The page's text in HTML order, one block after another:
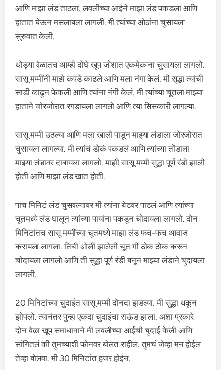
आणि माझा लंड ताठला. लवलीच्या आईने माझा लंड पकडला आणि
हातात घेऊन मसलायला लागली. मी त्यांच्या ओठांना चुसायला
सुरुवात केली.
थोड्या वेळातच आम्ही दोघे खूप जोशात एकमेकांना चुसायला लागलो.
सासू मम्मींनी माझे कपडे काढले आणि मला नंगा केलं. मी सुद्धा त्यांची
साडी काढून फेकली आणि त्यांना नंगी केलं. मी त्यांच्या चूतला माझ्या
हाताने जोरजोरात रगडायला लागलो आणि त्या सिसकारी लागल्या.
सासू मम्मी उठल्या आणि मला खाली पाडून माझ्या लंडाला जोरजोरात
चुसायला लागल्या. मी त्यांचं डोकं पकडलं आणि त्यांच्या तोंडाला
माझ्या लंडावर दाबायला लागलो. माझी सासू मम्मी सुद्धा पूर्ण रंडी झाली
होती आणि माझा लंड खात होती.
पाच मिनिटं लंड चुसवल्यावर मी त्यांना बेडवर पाडलं आणि त्यांच्या
चूतमध्ये लंड घालून त्यांच्या पायांना पकडून चोदायला लागलो. दोन
मिनिटांतच सासू मम्मींच्या चूतमध्ये माझा लंड फच-फच आवाज
करायला लागला. तिची ओली झालेली चूत मी ठोक ठोक करून
चोदायला लागलो आणि ती सुद्धा पूर्ण रंडी बनून माझ्या लंडाने चुदायला
लागली.
20 मिनिटांच्या चुदाईत सासू मम्मी दोनदा झडल्या. मी सुद्धा थकून
झोपलो. त्यानंतर पुन्हा एकदा चुदाईचा राऊंड झाला. अशा प्रकारे
दोन वेळा खूप समाधानाने मी लवलीच्या आईची चुदाई केली आणि
सांगितलं की तुमच्याशी फोनवर बोलत राहील. तुमचं जेव्हा मन होईल
तेव्हा बोलवा. मी 30 मिनिटांत हजर होईन.